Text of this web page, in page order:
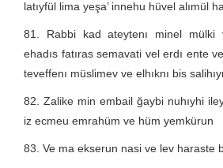
latıyfül lima yeşa’ innehu hüvel alımül
Rabbi kad ateytenı minel mülki
ehadıs fatıras semavati vel erdı ente
teveffenı müslimev ve elhıknı bis
Zalike min embail ğaybi nuhıyhi
iz ecmeu emrahüm ve hüm yemkürun
Ve ma ekserun nasi ve lev haraste